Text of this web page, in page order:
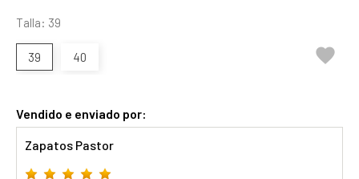
Talla: 39
39 40 
Vendido e enviado por:
Zapatos Pastor